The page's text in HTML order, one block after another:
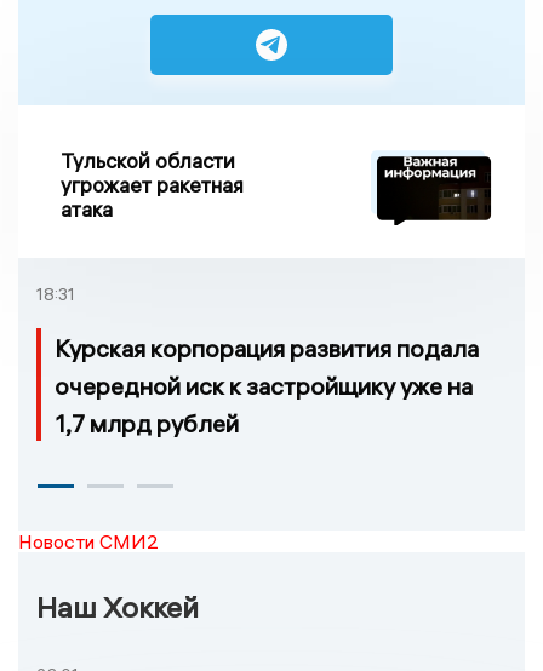
Тульской области
угрожает ракетная
атака
18:31
Курская корпорация развития подала
очередной иск к застройщику уже на
1,7 млрд рублей
Новости СМИ2
Наш Хоккей